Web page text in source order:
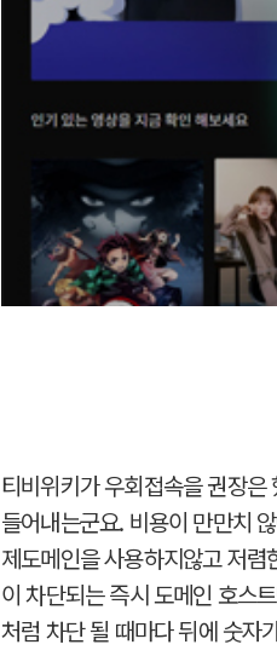
티비위키가 우회접속을 권장
들어내는군요. 비용이 만만치
제도메인을 사용하지않고 저
이 차단되는 즉시 도메인 호스
처럼 차단 될 때마다 뒤에 숫자